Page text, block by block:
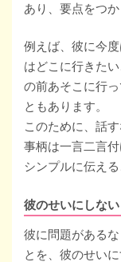
あり、要点をつ
例えば、彼に今
はどこに行きた
の前あそこに行
ともあります。
このために、話
事柄は一言二言
シンプルに伝える
彼のせいにしない
彼に問題がある
とを、彼のせい